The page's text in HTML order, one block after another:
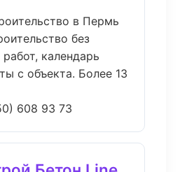
в Пермь
без
календарь
с объекта. Более 13
608 93 73